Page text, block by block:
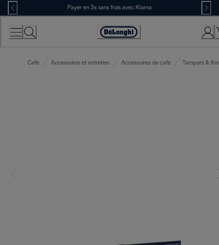
Skip
to
Content
Payer en 3x sans frais avec Klarna
Déclaration
Café Accessoires et entretien Accessoires de café Tampers &